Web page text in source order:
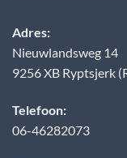
Adres:
Nieuwlandsweg 14
9256 XB Ryptsjerk
Telefoon:
06-46282073